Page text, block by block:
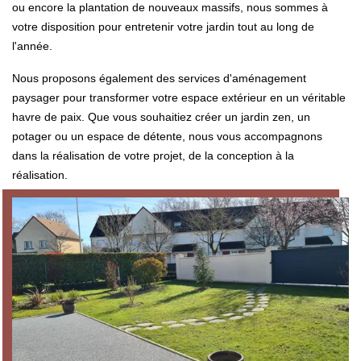
ou encore la plantation de nouveaux massifs, nous sommes à
votre disposition pour entretenir votre jardin tout au long de
l'année.
Nous proposons également des services d'aménagement
paysager pour transformer votre espace extérieur en un véritable
havre de paix. Que vous souhaitiez créer un jardin zen, un
potager ou un espace de détente, nous vous accompagnons
dans la réalisation de votre projet, de la conception à la
réalisation.